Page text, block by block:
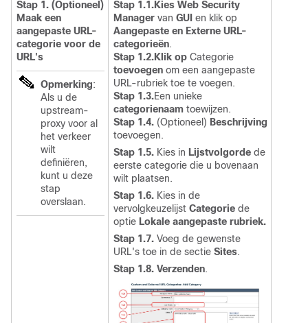
Stap 1. (Optioneel)
Maak een
aangepaste URL-
categorie voor de
URL's
Opmerking:
Als u de
upstream-
proxy voor al
het verkeer
wilt
definiëren,
kunt u deze
stap
overslaan.
Stap 1.1.Kies Web Security
Manager van GUI en klik op
Aangepaste en Externe URL-
categorieën.
Stap 1.2.Klik op Categorie
toevoegen om een aangepaste
URL-rubriek toe te voegen.
Stap 1.3.Een unieke
categorienaam toewijzen.
Stap 1.4. (Optioneel) Beschrijving
toevoegen.
Stap 1.5. Kies in Lijstvolgorde de
eerste categorie die u bovenaan
wilt plaatsen.
Stap 1.6. Kies in de
vervolgkeuzelijst Categorie de
optie Lokale aangepaste rubriek.
Stap 1.7. Voeg de gewenste
URL's toe in de sectie Sites.
Stap 1.8. Verzenden.